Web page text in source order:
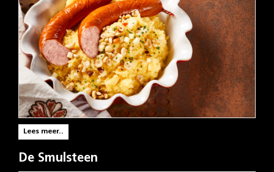
Lees meer..
De Smulsteen